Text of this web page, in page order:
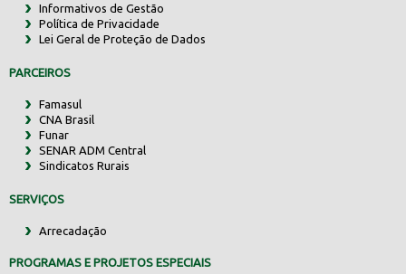
Informativos de Gestão
Política de Privacidade
Lei Geral de Proteção de Dados
PARCEIROS
Famasul
CNA Brasil
Funar
SENAR ADM Central
Sindicatos Rurais
SERVIÇOS
Arrecadação
PROGRAMAS E PROJETOS ESPECIAIS